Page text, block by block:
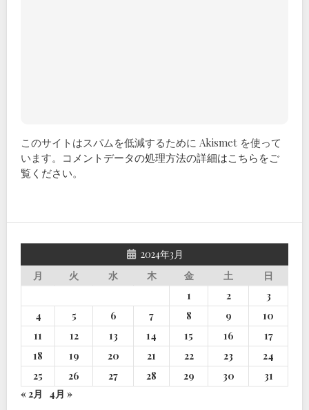
このサイトはスパムを低減するために Akismet を使って
います。 コメントデータの処理方法の詳細はこちらをご
覧ください。
2024年3月
月
火 水 木 金 土
日
1
2
3
4
5 6 7 8 9
10
11
12 13 14 15 16
17
18
19 20 21 22 23
24
25
26 27 28 29 30
31
« 2月
4月 »